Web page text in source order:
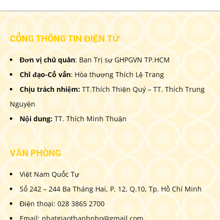
CỔNG THÔNG TIN ĐIỆN TỬ
Đơn vị chủ quản: Ban Trị sự GHPGVN TP.HCM
Chỉ đạo-Cố vấn: Hòa thượng Thích Lệ Trang
Chịu trách nhiệm: TT.Thích Thiện Quý – TT. Thích Trung
Nguyện
Nội dung: TT. Thích Minh Thuận
VĂN PHÒNG
Việt Nam Quốc Tự
Số 242 – 244 Ba Tháng Hai, P. 12, Q.10, Tp. Hồ Chí Minh
Điện thoại: 028 3865 2700